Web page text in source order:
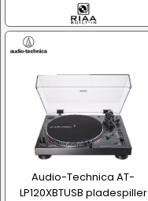
Audio-Technica AT-
LP120XBTUSB pladespiller